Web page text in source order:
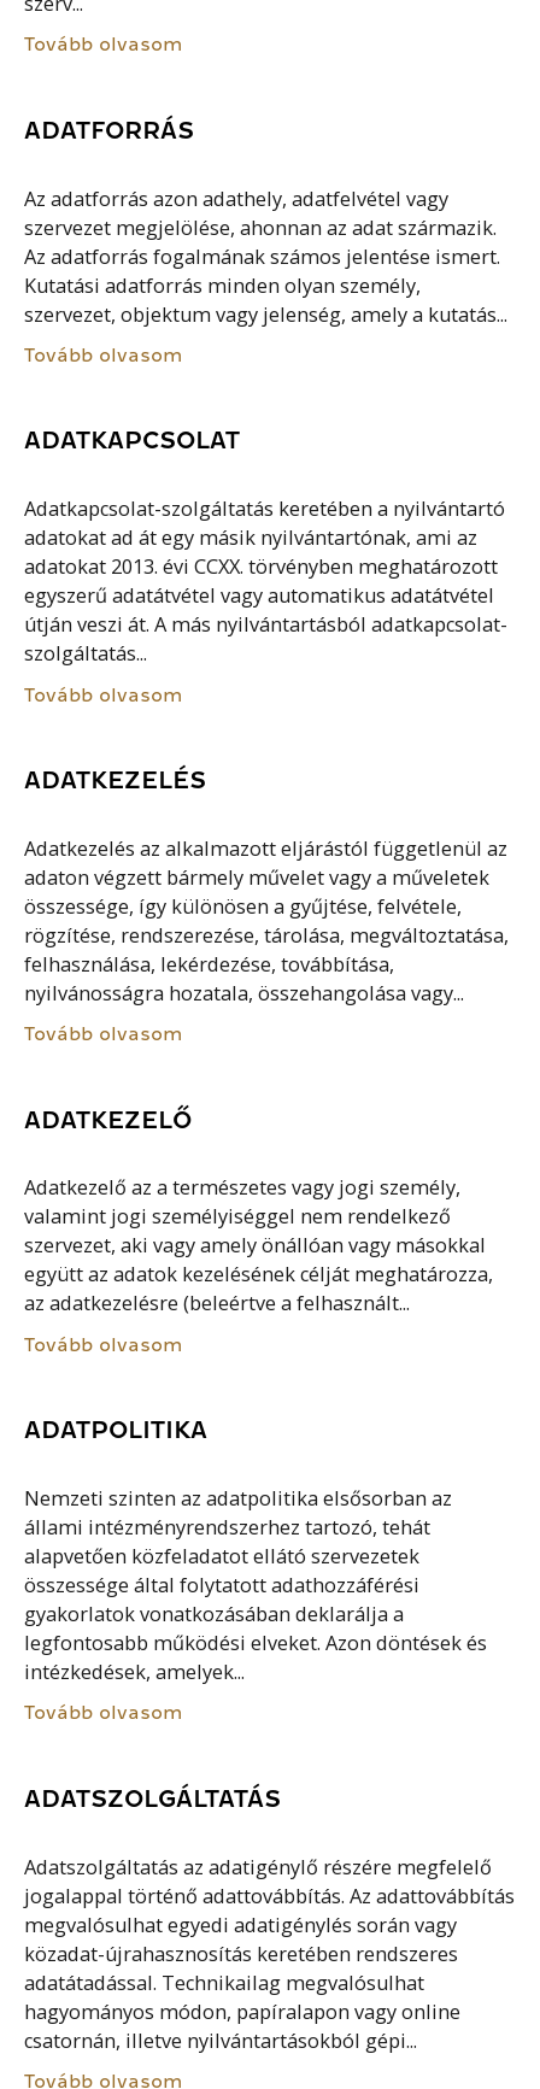
Tovább olvasom
ADATFORRÁS
Az adatforrás azon adathely, adatfelvétel vagy
szervezet megjelölése, ahonnan az adat származik.
Az adatforrás fogalmának számos jelentése ismert.
Kutatási adatforrás minden olyan személy,
szervezet, objektum vagy jelenség, amely a kutatás...
Tovább olvasom
ADATKAPCSOLAT
Adatkapcsolat-szolgáltatás keretében a nyilvántartó
adatokat ad át egy másik nyilvántartónak, ami az
adatokat 2013. évi CCXX. törvényben meghatározott
egyszerű adatátvétel vagy automatikus adatátvétel
útján veszi át. A más nyilvántartásból adatkapcsolat-
szolgáltatás...
Tovább olvasom
ADATKEZELÉS
Adatkezelés az alkalmazott eljárástól függetlenül az
adaton végzett bármely művelet vagy a műveletek
összessége, így különösen a gyűjtése, felvétele,
rögzítése, rendszerezése, tárolása, megváltoztatása,
felhasználása, lekérdezése, továbbítása,
nyilvánosságra hozatala, összehangolása vagy...
Tovább olvasom
ADATKEZELŐ
Adatkezelő az a természetes vagy jogi személy,
valamint jogi személyiséggel nem rendelkező
szervezet, aki vagy amely önállóan vagy másokkal
együtt az adatok kezelésének célját meghatározza,
az adatkezelésre (beleértve a felhasznált...
Tovább olvasom
ADATPOLITIKA
Nemzeti szinten az adatpolitika elsősorban az
állami intézményrendszerhez tartozó, tehát
alapvetően közfeladatot ellátó szervezetek
összessége által folytatott adathozzáférési
gyakorlatok vonatkozásában deklarálja a
legfontosabb működési elveket. Azon döntések és
intézkedések, amelyek...
Tovább olvasom
ADATSZOLGÁLTATÁS
Adatszolgáltatás az adatigénylő részére megfelelő
jogalappal történő adattovábbítás. Az adattovábbítás
megvalósulhat egyedi adatigénylés során vagy
közadat-újrahasznosítás keretében rendszeres
adatátadással. Technikailag megvalósulhat
hagyományos módon, papíralapon vagy online
csatornán, illetve nyilvántartásokból gépi...
Tovább olvasom